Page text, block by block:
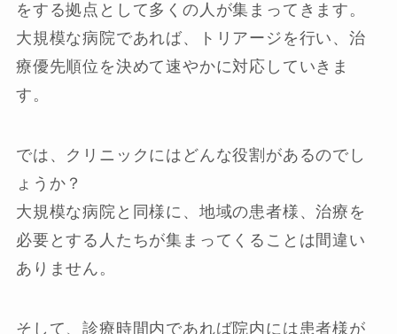
をする拠点として多くの人が集まってきます。
大規模な病院であれば、トリアージを行い、治
療優先順位を決めて速やかに対応していきま
す。
では、クリニックにはどんな役割があるのでし
ょうか？
大規模な病院と同様に、地域の患者様、治療を
必要とする人たちが集まってくることは間違い
ありません。
そして、診療時間内であれば院内には患者様が